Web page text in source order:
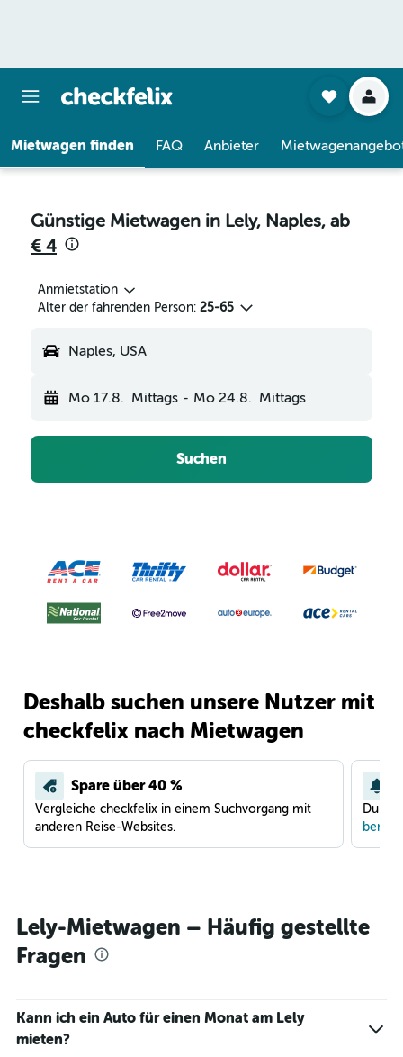
Mietwagen finden FAQ Anbieter
Günstige Mietwagen in Lely, Naples, ab
€ 4
Anmietstation
Alter der fahrenden Person: 25-65
Naples, USA
Mo 17.8. Mittags - Mo 24.8. Mittags
Suchen
Deshalb suchen unsere Nutzer mit
checkfelix nach Mietwagen
Spare über 40 %
Vergleiche checkfelix in einem Suchvorgang mit
anderen Reise-Websites.
Du
Lely-Mietwagen – Häufig gestellte
Fragen
Kann ich ein Auto für einen Monat am Lely
mieten?